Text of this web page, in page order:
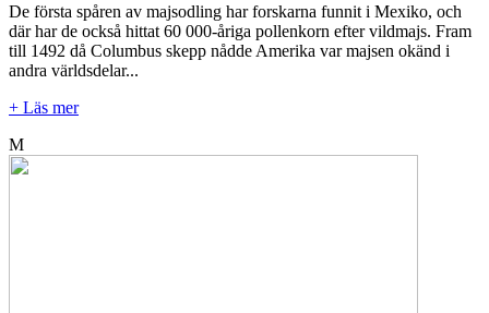
De första spåren av majsodling har forskarna funnit i Mexiko, och
där har de också hittat 60 000-åriga pollenkorn efter vildmajs. Fram
till 1492 då Columbus skepp nådde Amerika var majsen okänd i
andra världsdelar...
+ Läs mer
M